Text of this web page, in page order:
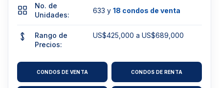
No. de
Unidades:
633 y 18 condos de venta
Rango de
Precios:
US$425,000 a US$689,000
CONDOS DE VENTA CONDOS DE RENTA